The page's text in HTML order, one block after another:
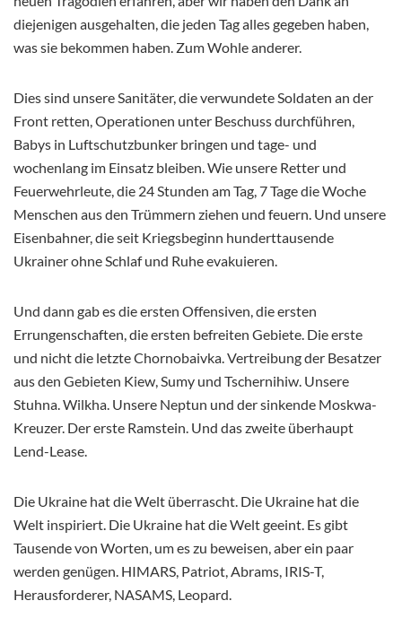
diejenigen ausgehalten, die jeden Tag alles gegeben haben,
was sie bekommen haben. Zum Wohle anderer.
Dies sind unsere Sanitäter, die verwundete Soldaten an der
Front retten, Operationen unter Beschuss durchführen,
Babys in Luftschutzbunker bringen und tage- und
wochenlang im Einsatz bleiben. Wie unsere Retter und
Feuerwehrleute, die 24 Stunden am Tag, 7 Tage die Woche
Menschen aus den Trümmern ziehen und feuern. Und unsere
Eisenbahner, die seit Kriegsbeginn hunderttausende
Ukrainer ohne Schlaf und Ruhe evakuieren.
Und dann gab es die ersten Offensiven, die ersten
Errungenschaften, die ersten befreiten Gebiete. Die erste
und nicht die letzte Chornobaivka. Vertreibung der Besatzer
aus den Gebieten Kiew, Sumy und Tschernihiw. Unsere
Stuhna. Wilkha. Unsere Neptun und der sinkende Moskwa-
Kreuzer. Der erste Ramstein. Und das zweite überhaupt
Lend-Lease.
Die Ukraine hat die Welt überrascht. Die Ukraine hat die
Welt inspiriert. Die Ukraine hat die Welt geeint. Es gibt
Tausende von Worten, um es zu beweisen, aber ein paar
werden genügen. HIMARS, Patriot, Abrams, IRIS-T,
Herausforderer, NASAMS, Leopard.